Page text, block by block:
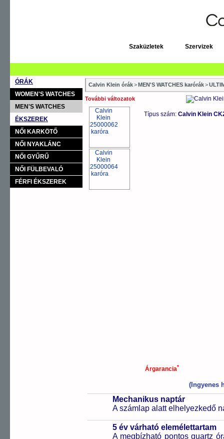
Szaküzletek Szervizek
ÓRÁK
WOMEN'S WATCHES
MEN'S WATCHES
ÉKSZEREK
NŐI KARKÖTŐ
NŐI NYAKLÁNC
NŐI GYŰRŰ
NŐI FÜLBEVALÓ
FÉRFI ÉKSZEREK
Calvin Klein órák>MEN'S WATCHES karórák>
További változatok
Típus szám: Calvin Klein
Árgarancia*
(Ingyenes
Mechanikus naptár
A számlap alatt elhelyezkedő
5 év várható elemélettartam
A megbízható pontos quartz